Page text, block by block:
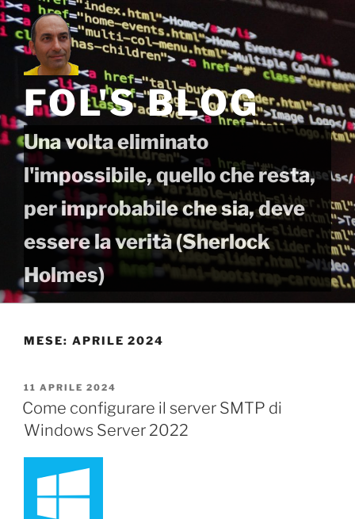
Salta
al
contenuto
FOL'S BLOG
Una volta eliminato
l'impossibile, quello che resta,
per improbabile che sia, deve
essere la verità (Sherlock
Holmes)
MESE: APRILE 2024
PUBBLICATO
IL
11 APRILE 2024
Come configurare il server SMTP di
Windows Server 2022